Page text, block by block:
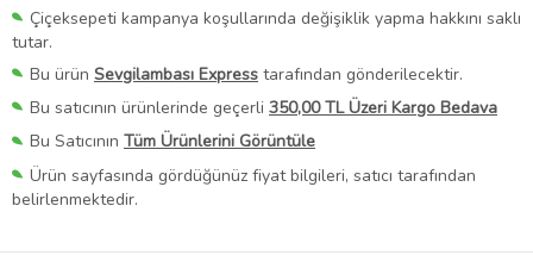
Çiçeksepeti kampanya koşullarında değişiklik yapma hakkını saklı
tutar.
Bu ürün Sevgilambası Express tarafından gönderilecektir.
Bu satıcının ürünlerinde geçerli 350,00 TL Üzeri Kargo Bedava
Bu Satıcının Tüm Ürünlerini Görüntüle
Ürün sayfasında gördüğünüz fiyat bilgileri, satıcı tarafından
belirlenmektedir.